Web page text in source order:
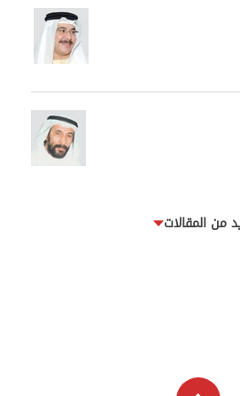
من المقالات